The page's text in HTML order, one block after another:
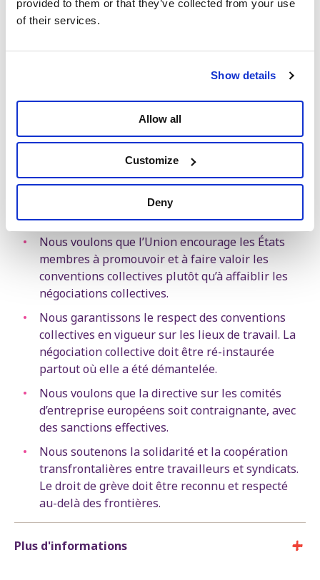
provided to them or that they’ve collected from your use
of their services.
Show details
Allow all
Customize
Deny
syndicats
aux portes des entreprises. Les syndicats
disposent d’un droit de veto suspensif en cas de
délocalisation du siège, afin de permettre la
recherche de solutions alternatives.
Nous donnons une place réelle aux syndicats
dans les instances décisionnelles européennes,
contre les lobbys de la grande industrie.
Nous voulons que l’Union encourage les États
membres à promouvoir et à faire valoir les
conventions collectives plutôt qu’à affaiblir les
négociations collectives.
Nous garantissons le respect des conventions
collectives en vigueur sur les lieux de travail. La
négociation collective doit être ré-instaurée
partout où elle a été démantelée.
Nous voulons que la directive sur les comités
d’entreprise européens soit contraignante, avec
des sanctions effectives.
Nous soutenons la solidarité et la coopération
transfrontalières entre travailleurs et syndicats.
Le droit de grève doit être reconnu et respecté
au-delà des frontières.
Plus d'informations